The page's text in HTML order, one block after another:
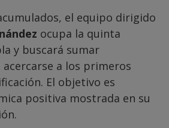
el equipo dirigido
ocupa la quinta
y buscará sumar
a los primeros
El objetivo es
positiva mostrada en su